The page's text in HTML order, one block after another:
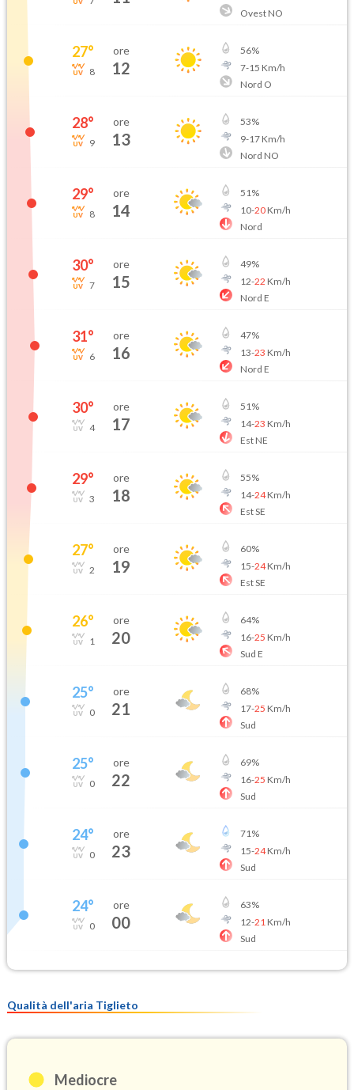
Ovest NO
27°
8
ore
12
56%
7-15 Km/h
Nord O
28°
9
ore
13
53%
9-17Km/h
Nord NO
29°
8
ore
14
51%
10-20Km/h
Nord
30°
7
ore
15
49%
12-22 Km/h
Nord E
31°
6
ore
16
47%
13-23 Km/h
Nord E
30°
4
ore
17
51%
14-23 Km/h
Est NE
29°
3
ore
18
55%
14-24Km/h
Est SE
27°
2
ore
19
60%
15-24Km/h
Est SE
26°
1
ore
20
64%
16-25 Km/h
Sud E
25°
0
ore
21
68%
17-25 Km/h
Sud
25°
0
ore
22
69%
16-25 Km/h
Sud
24°
0
ore
23
71%
15-24Km/h
Sud
24°
0
ore
00
63%
12-21 Km/h
Sud
Qualità dell'aria Tiglieto
Mediocre